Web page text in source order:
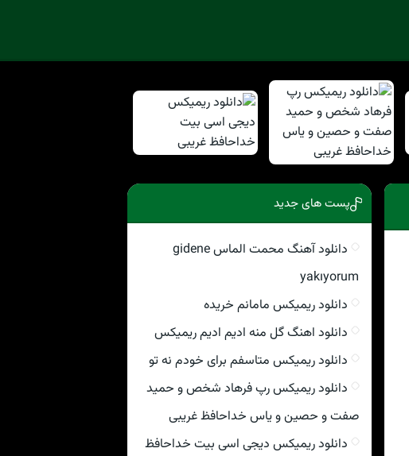
پست های جدید
دانلود آهنگ محمت الماس gidene
yakıyorum
دانلود ریمیکس مامانم خریده
دانلود اهنگ گل منه ادیم ادیم ریمیکس
دانلود ریمیکس متاسفم برای خودم نه تو
دانلود ریمیکس رپ فرهاد شخص و حمید
صفت و حصین و یاس خداحافظ غریبی
دانلود ریمیکس دیجی اسی بیت خداحافظ